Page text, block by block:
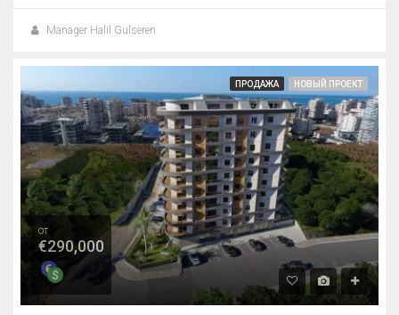
Manager Halil Gülseren
ПРОДАЖА НОВЫЙ ПРОЕКТ
от
€290,000